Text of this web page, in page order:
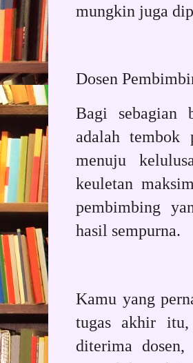
mungkin juga
Dosen
Bagi sebagian
adalah tembok
menuju
keuletan
pembimbing
hasil sempurna.
Kamu yang
tugas akhir
diterima